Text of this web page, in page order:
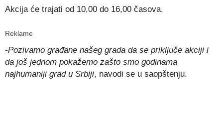
Akcija će trajati od 10,00 do 16,00 časova.
Reklame
-Pozivamo građane našeg grada da se priključe akciji i
da još jednom pokažemo zašto smo godinama
najhumaniji grad u Srbiji, navodi se u saopštenju.